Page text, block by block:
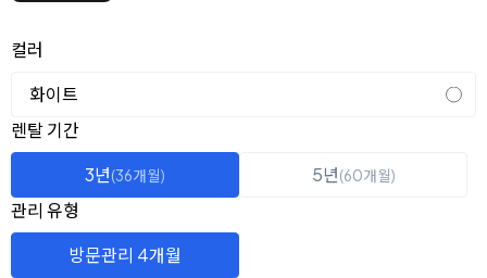
옵션 선택
컬러
화이트
렌탈 선택
렌탈 기간
3년(36개월) 5년(60개월)
관리 유형
방문관리 4개월